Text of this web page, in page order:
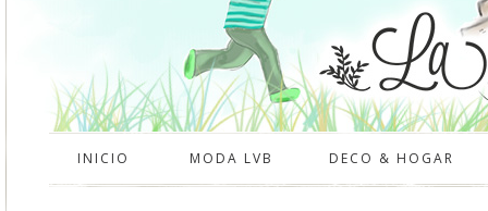
INICIO MODA LVB DECO & HOGAR